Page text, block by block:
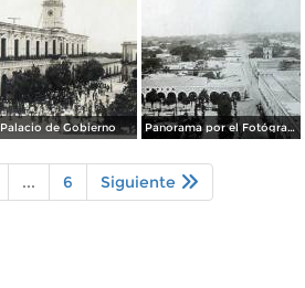
Palacio de Gobierno Panorama por el Fotógrafo Winfield Scott.
... 6 Siguiente